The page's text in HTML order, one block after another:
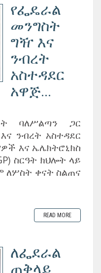
የፌዴራል
መንግስት
ግዥ እና
ንብረት
አስተዳደር
አዋጅ...
ባለሥልጣን ጋር
ንብረት አስተዳደር
እና ኤሌክትሮኒክስ
ስርዓት ክህሎት ላይ
ለሦስት ቀናት ስልጠና
READ MORE
ለፌደራል
ጠቅላይ